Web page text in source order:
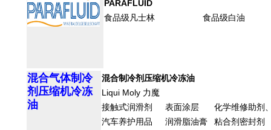
PARAFLUID
食品级凡士林
食品级白油
混合气体制冷
剂压缩机冷冻
油
混合制冷剂压缩机冷冻油
Liqui Moly 力魔
接触式润滑剂
表面涂层
化学维修助剂
汽车养护用品
润滑脂油膏
粘合剂密封剂